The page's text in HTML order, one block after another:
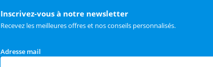
Inscrivez-vous à notre newsletter
Recevez les meilleures offres et nos conseils personnalisés.
Adresse mail